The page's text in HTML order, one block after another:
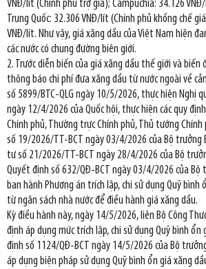
VNĐ/lít (Chính phủ trợ giá); Campuchia: 34.126
Trung Quốc: 32.306 VNĐ/lít (Chính phủ khống chế
VNĐ/lít. Như vậy, giá xăng dầu của Việt Nam hiện
các nước có chung đường biên giới.
2. Trước diễn biến của giá xăng dầu thế giới và biến
thông báo chi phí đưa xăng dầu từ nước ngoài về
số 5899/BTC-QLG ngày 10/5/2026, thực hiện Nghị
ngày 12/4/2026 của Quốc hội, thực hiện các quy
Chính phủ, Thường trực Chính phủ, Thủ tướng
số 19/2026/TT-BCT ngày 03/4/2026 của Bộ trưởng
tư số 21/2026/TT-BCT ngày 28/4/2026 của Bộ
Quyết định số 632/QĐ-BCT ngày 03/4/2026 của Bộ
ban hành Phương án trích lập, chi sử dụng Quỹ
từ ngân sách nhà nước để điều hành giá xăng dầu.
Kỳ điều hành này, ngày 14/5/2026, liên Bộ Công
định áp dụng mức trích lập, chi sử dụng Quỹ bình
định số 1124/QĐ-BCT ngày 14/5/2026 của Bộ
áp dụng biện pháp sử dụng Quỹ bình ổn giá xăng